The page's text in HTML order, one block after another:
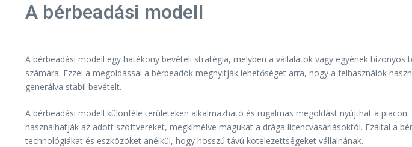
A bérbeadási modell
A bérbeadási modell egy hatékony bevételi stratégia, melyben a vállalatok vagy egyének
számára. Ezzel a megoldással a bérbeadók megnyitják lehetőséget arra, hogy a felhasználók
generálva stabil bevételt.
A bérbeadási modell különféle területeken alkalmazható és rugalmas megoldást nyújthat a
használhatják az adott szoftvereket, megkímélve magukat a drága licencvásárlásoktól. Ezáltal a
technológiákat és eszközöket anélkül, hogy hosszú távú kötelezettségeket vállalnának.